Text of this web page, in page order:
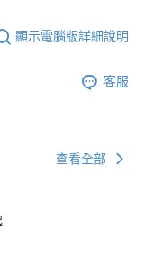
顯示電腦版詳細說明
客服
查看全部